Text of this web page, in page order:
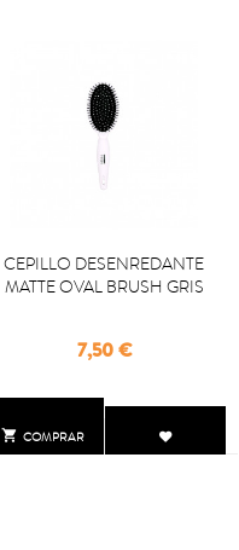
 COMPRAR
CEPILLO DESENREDANTE
MATTE OVAL BRUSH GRIS
Precio
7,50 €